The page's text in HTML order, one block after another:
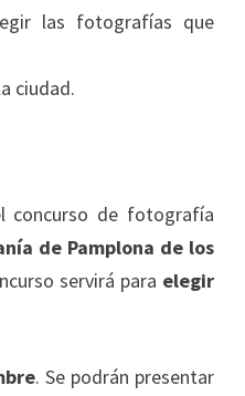
las fotografías que
ciudad.
concurso de fotografía
de Pamplona de los
servirá para elegir
. Se podrán presentar